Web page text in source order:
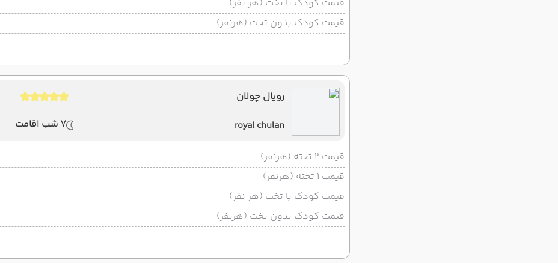
قیمت کودک با تخت (هر نفر)
قیمت کودک بدون تخت (هرنفر)
رویال چولان
royal chulan
7 شب اقامت
قیمت 2 تخته (هرنفر)
قیمت 1 تخته (هرنفر)
قیمت کودک با تخت (هر نفر)
قیمت کودک بدون تخت (هرنفر)